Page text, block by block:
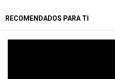
RECOMENDADOS PARA TI